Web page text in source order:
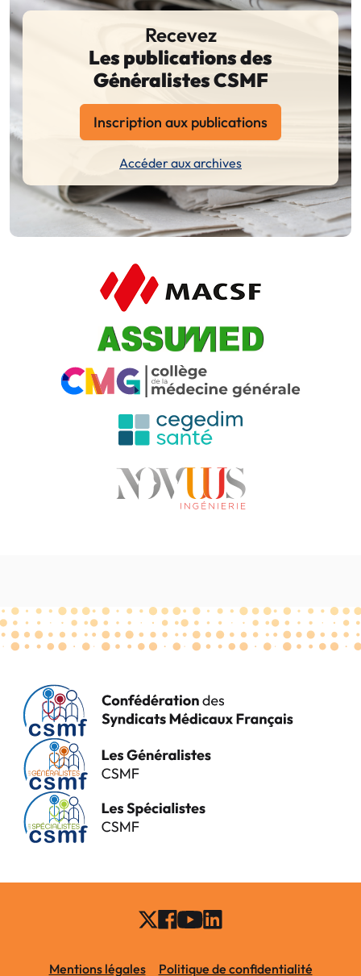
Recevez
Les publications des
Généralistes CSMF
Inscription aux publications
Accéder aux archives
Mentions légales Politique de confidentialité